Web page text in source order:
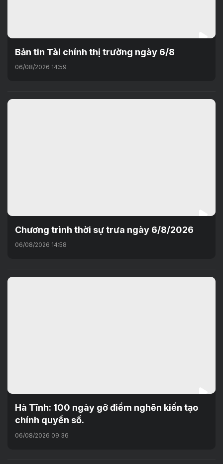
Bản tin Tài chính thị trường ngày 6/8
06/08/2026 14:59
Chương trình thời sự trưa ngày 6/8/2026
06/08/2026 14:58
Hà Tĩnh: 100 ngày gỡ điểm nghẽn kiến tạo
chính quyền số.
06/08/2026 09:36